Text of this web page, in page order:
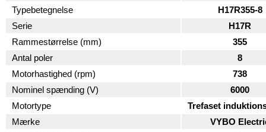
Typebetegnelse
H17R355-8
Serie
H17R
Rammestørrelse (mm)
355
Antal poler
8
Motorhastighed (rpm)
738
Nominel spænding (V)
6000
Motortype
Trefaset
Mærke
VYBO